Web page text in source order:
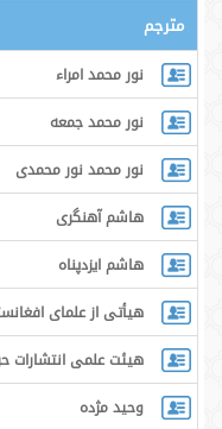
مترجم
نور محمد امراء
نور محمد جمعه
نور محمد نور محمدی
هاشم آهنگری
هاشم ایزدپناه
هیأتی از علمای
هیئت علمی انتشارات
وحید مژده